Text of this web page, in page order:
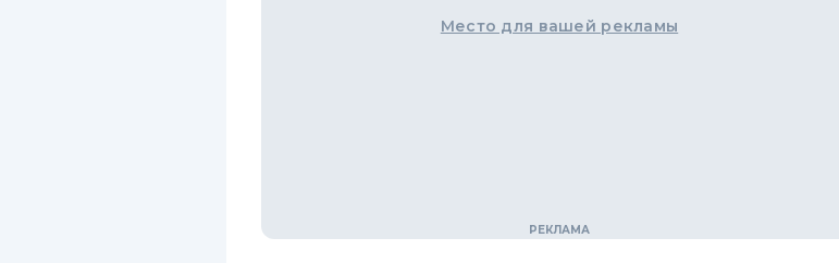
Место для вашей рекламы